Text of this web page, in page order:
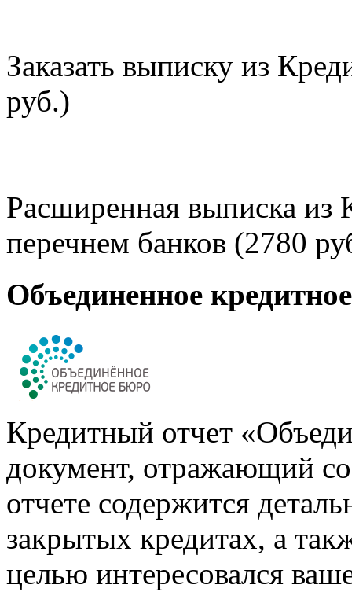
Заказать выписку из
руб.)
Расширенная выписка из
перечнем банков (2780
Объединенное
Кредитный отчет
документ, отражающий
отчете содержится
закрытых кредитах, а
целью интересовался